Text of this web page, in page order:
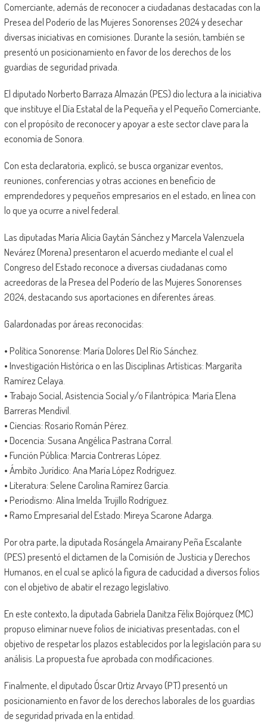
Comerciante, además de reconocer a ciudadanas destacadas con la
Presea del Poderío de las Mujeres Sonorenses 2024 y desechar
diversas iniciativas en comisiones. Durante la sesión, también se
presentó un posicionamiento en favor de los derechos de los
guardias de seguridad privada.
El diputado Norberto Barraza Almazán (PES) dio lectura a la iniciativa
que instituye el Día Estatal de la Pequeña y el Pequeño Comerciante,
con el propósito de reconocer y apoyar a este sector clave para la
economía de Sonora.
Con esta declaratoria, explicó, se busca organizar eventos,
reuniones, conferencias y otras acciones en beneficio de
emprendedores y pequeños empresarios en el estado, en línea con
lo que ya ocurre a nivel federal.
Las diputadas María Alicia Gaytán Sánchez y Marcela Valenzuela
Nevárez (Morena) presentaron el acuerdo mediante el cual el
Congreso del Estado reconoce a diversas ciudadanas como
acreedoras de la Presea del Poderío de las Mujeres Sonorenses
2024, destacando sus aportaciones en diferentes áreas.
Galardonadas por áreas reconocidas:
• Política Sonorense: María Dolores Del Río Sánchez.
• Investigación Histórica o en las Disciplinas Artísticas: Margarita
Ramírez Celaya.
• Trabajo Social, Asistencia Social y/o Filantrópica: María Elena
Barreras Mendívil.
• Ciencias: Rosario Román Pérez.
• Docencia: Susana Angélica Pastrana Corral.
• Función Pública: Marcia Contreras López.
• Ámbito Jurídico: Ana María López Rodríguez.
• Literatura: Selene Carolina Ramírez García.
• Periodismo: Alina Imelda Trujillo Rodríguez.
• Ramo Empresarial del Estado: Mireya Scarone Adarga.
Por otra parte, la diputada Rosángela Amairany Peña Escalante
(PES) presentó el dictamen de la Comisión de Justicia y Derechos
Humanos, en el cual se aplicó la figura de caducidad a diversos folios
con el objetivo de abatir el rezago legislativo.
En este contexto, la diputada Gabriela Danitza Félix Bojórquez (MC)
propuso eliminar nueve folios de iniciativas presentadas, con el
objetivo de respetar los plazos establecidos por la legislación para su
análisis. La propuesta fue aprobada con modificaciones.
Finalmente, el diputado Óscar Ortiz Arvayo (PT) presentó un
posicionamiento en favor de los derechos laborales de los guardias
de seguridad privada en la entidad.